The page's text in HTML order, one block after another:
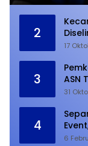
2
17
3
ASN
31
4
6